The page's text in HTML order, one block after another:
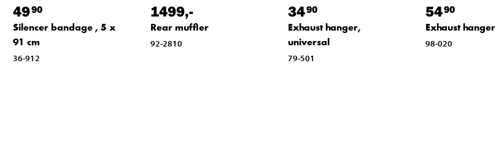
4990
Silencer bandage , 5 x
91 cm
36-912
1499,-
Rear muffler
92-2810
3490
Exhaust hanger,
universal
79-501
5490
Exhaust hanger
98-020